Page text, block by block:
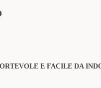
E FACILE DA